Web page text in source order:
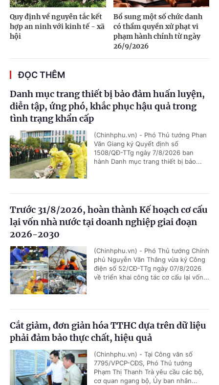
Quy định về nguyên tắc kết
hợp an ninh với kinh tế - xã
hội
Bổ sung một số chức danh
có thẩm quyền xử phạt vi
phạm hành chính từ ngày
26/9/2026
ĐỌC THÊM
Danh mục trang thiết bị bảo đảm huấn luyện,
diễn tập, ứng phó, khắc phục hậu quả trong
tình trạng khẩn cấp
(Chinhphu.vn) - Phó Thủ tướng Phan
Văn Giang ký Quyết định số
1508/QĐ-TTg ngày 7/8/2026 ban
hành Danh mục trang thiết bị bảo...
Trước 31/8/2026, hoàn thành Kế hoạch cơ cấu
lại vốn nhà nước tại doanh nghiệp giai đoạn
2026-2030
(Chinhphu.vn) - Phó Thủ tướng Chính
phủ Nguyễn Văn Thắng vừa ký Công
điện số 52/CĐ-TTg ngày 07/8/2026
về triển khai công tác cơ cấu lại vốn...
Cắt giảm, đơn giản hóa TTHC dựa trên dữ liệu
phải đảm bảo thực chất, hiệu quả
(Chinhphu.vn) - Tại Công văn số
7795/VPCP-CĐS, Phó Thủ tướng
Phạm Thị Thanh Trà yêu cầu các bộ,
cơ quan ngang bộ, Ủy ban nhân...